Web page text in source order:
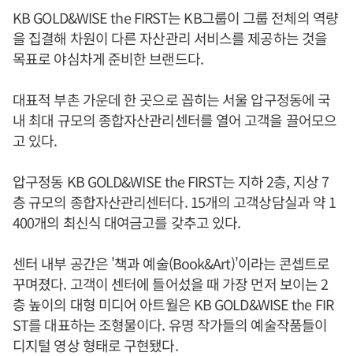
KB GOLD&WISE the FIRST는 KB그룹이 그룹 전체의 역량
을 집결해 차원이 다른 자산관리 서비스를 제공하는 것을
목표로 야심차게 준비한 브랜드다.
대표적 부촌 가운데 한 곳으로 꼽히는 서울 압구정동에 국
내 최대 규모의 종합자산관리센터를 열어 고객을 끌어모으
고 있다.
압구정동 KB GOLD&WISE the FIRST는 지하 2층, 지상 7
층 규모의 종합자산관리센터다. 15개의 고객상담실과 약 1
400개의 최신식 대여금고를 갖추고 있다.
센터 내부 공간은 '책과 예술(Book&Art)'이라는 콘셉트로
꾸며졌다. 고객이 센터에 들어섰을 때 가장 먼저 보이는 2
층 높이의 대형 미디어 아트월은 KB GOLD&WISE the FIR
ST를 대표하는 조형물이다. 유명 작가들의 예술작품들이
디지털 영상 형태로 구현됐다.